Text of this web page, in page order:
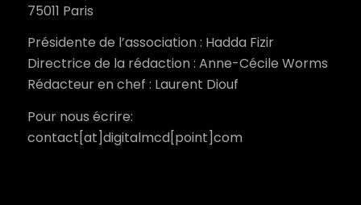
75011 Paris
Présidente de l’association : Hadda Fizir
Directrice de la rédaction : Anne-Cécile Worms
Rédacteur en chef : Laurent Diouf
Pour nous écrire:
contact[at]digitalmcd[point]com